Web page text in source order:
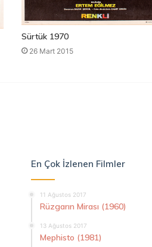
Sürtük 1970
26 Mart 2015
En Çok İzlenen Filmler
11 Ağustos 2017
Rüzgarın Mirası (1960)
13 Ağustos 2017
Mephisto (1981)